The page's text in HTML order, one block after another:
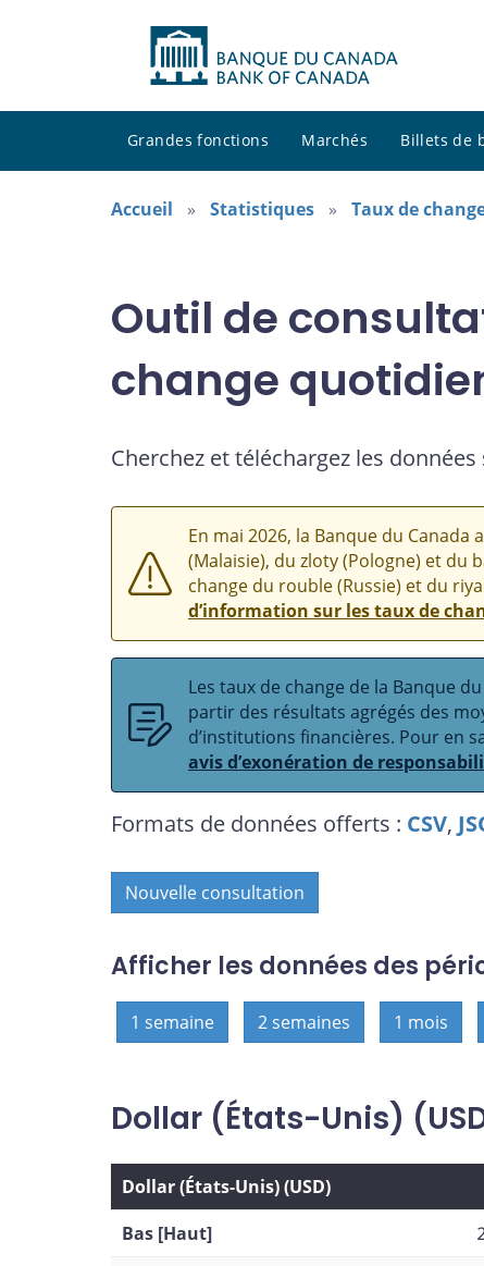
Grandes fonctions Marchés Billets de
Accueil Statistiques Taux de
Outil de
change
Cherchez et téléchargez les
En mai 2026, la Banque du
(Malaisie), du zloty (Pologne) et du
change du rouble (Russie) et du
d’information sur les taux de
Les taux de change de la Banque
partir des résultats agrégés des
d’institutions financières. Pour en
avis d’exonération de
Formats de données offerts : CSV,
Nouvelle consultation
Afficher les données des
1 semaine 2 semaines 1 mois
Dollar (États-Unis)
Dollar (États-Unis) (USD)
Bas [Haut]